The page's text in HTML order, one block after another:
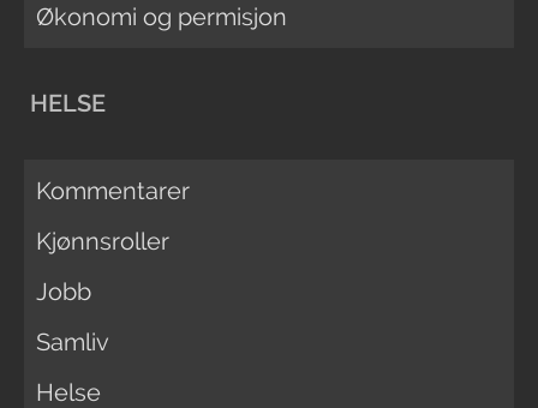
Økonomi og permisjon
HELSE
Kommentarer
Kjønnsroller
Jobb
Samliv
Helse